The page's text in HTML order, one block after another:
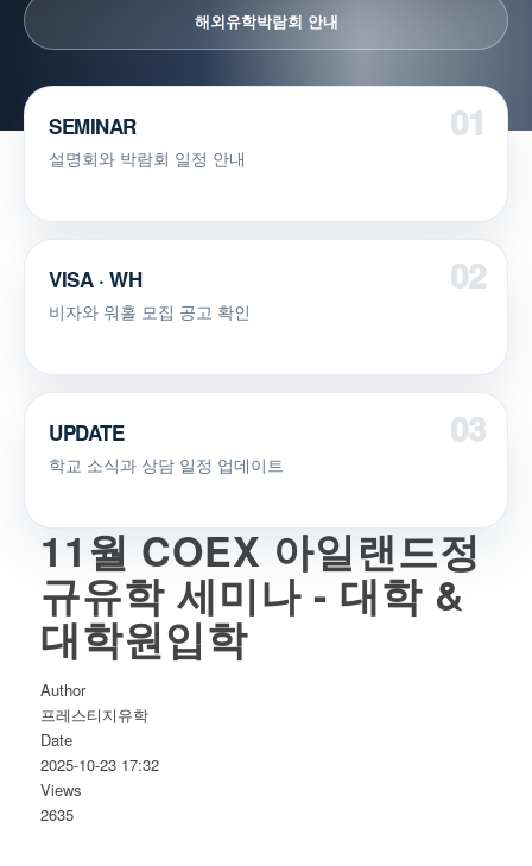
해외유학박람회 안내
SEMINAR
설명회와 박람회 일정 안내
VISA · WH
비자와 워홀 모집 공고 확인
UPDATE
학교 소식과 상담 일정 업데이트
11월 COEX 아일랜드정
규유학 세미나 - 대학 &
대학원입학
Author
프레스티지유학
Date
2025-10-23 17:32
Views
2635